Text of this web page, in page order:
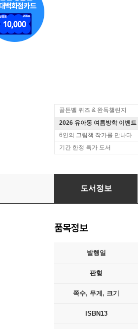
골든벨 퀴즈 & 완독챌린지
2026 유아동 여름방학 이벤트
6인의 그림책 작가를 만나다
기간 한정 특가 도서
도서정보
품목정보
발행일
판형
쪽수, 무게, 크기
ISBN13